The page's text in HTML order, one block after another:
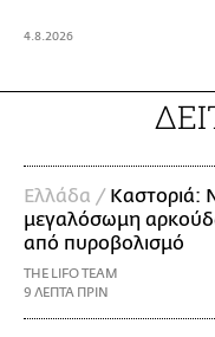
4.8.2026
Ελλάδα / Καστοριά:
μεγαλόσωμη
από πυροβολισμό
THE LIFO TEAM
9 ΛΕΠΤΑ ΠΡΙΝ